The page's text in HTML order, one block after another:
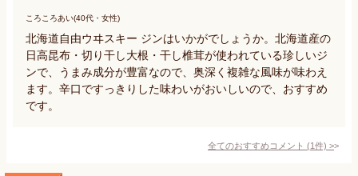
ころころあい(40代・女性)
北海道自由ウヰスキー ジンはいかがでしょうか。北海道産の
日高昆布・切り干し大根・干し椎茸が使われている珍しいジ
ンで、うまみ成分が豊富なので、奥深く複雑な風味が味わえ
ます。辛口ですっきりした味わいがおいしいので、おすすめ
です。
全てのおすすめコメント (1件) >